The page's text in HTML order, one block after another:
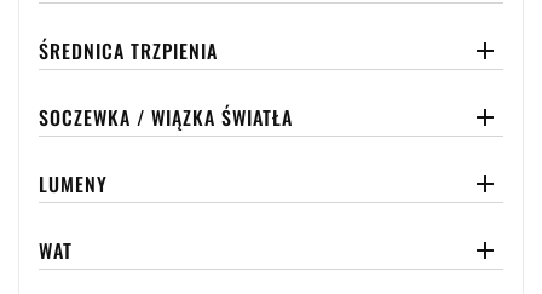
ŚREDNICA TRZPIENIA 
SOCZEWKA / WIĄZKA ŚWIATŁA 
LUMENY 
WAT 